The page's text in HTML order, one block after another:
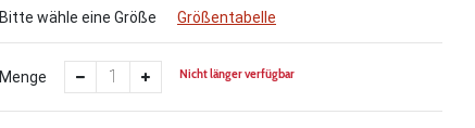
Bitte wähle eine Größe
Größentabelle
Menge Nicht länger verfügbar